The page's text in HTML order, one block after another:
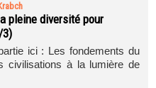
pleine diversité pour
3)
ici : Les fondements du
civilisations à la lumière de